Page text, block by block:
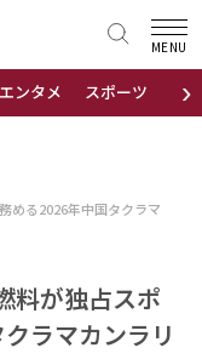
›
エンタメ スポーツ 地域
MENU
める2026年中国タクラマ
料が独占スポ
ラマカンラリ